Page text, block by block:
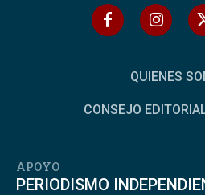
QUIENES
CONSEJO
APOYO
PERIODISMO